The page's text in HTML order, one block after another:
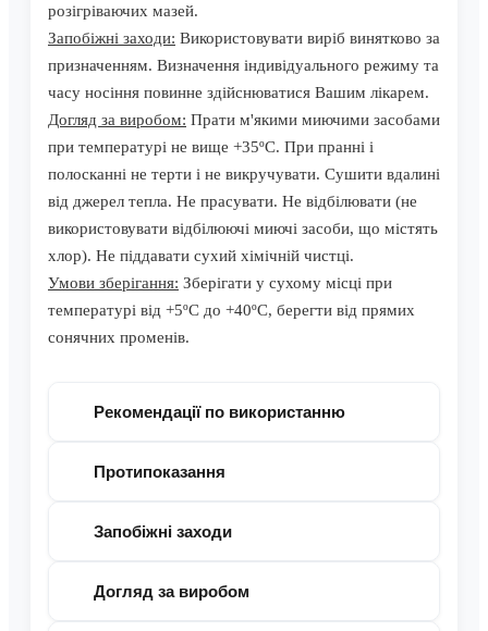
розігріваючих мазей.
Запобіжні заходи: Використовувати виріб винятково за
призначенням. Визначення індивідуального режиму та
часу носіння повинне здійснюватися Вашим лікарем.
Догляд за виробом: Прати м'якими миючими засобами
при температурі не вище +35ºС. При пранні і
полосканні не терти і не викручувати. Сушити вдалині
від джерел тепла. Не прасувати. Не відбілювати (не
використовувати відбілюючі миючі засоби, що містять
хлор). Не піддавати сухий хімічній чистці.
Умови зберігання: Зберігати у сухому місці при
температурі від +5ºС до +40ºС, берегти від прямих
сонячних променів.
Рекомендації по використанню
Протипоказання
Запобіжні заходи
Догляд за виробом